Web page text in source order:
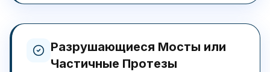
Разрушающиеся Мосты или
Частичные Протезы